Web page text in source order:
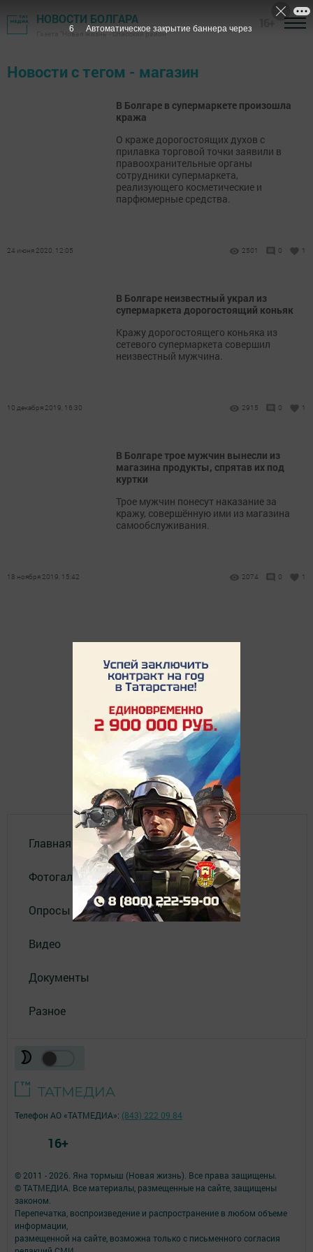
НОВОСТИ БОЛГАРА
Газета "Новая жизнь" - Спасский район
Новости с тегом - магазин
В Болгаре в супермаркете произошла
кража
​​​​​​​О краже дорогостоящих духов с
прилавка торговой точки заявили в
правоохранительные органы
сотрудники супермаркета,
реализующего косметические и
парфюмерные средства.
24 июня 2020, 12:05 2501 0 1
В Болгаре неизвестный украл из
супермаркета дорогостоящий коньяк
Кражу дорогостоящего коньяка из
сетевого супермаркета совершил
неизвестный мужчина.
10 декабря 2019, 16:30 2915 0 1
В Болгаре трое мужчин вынесли из
магазина продукты, спрятав их под
куртки
Трое мужчин понесут наказание за
кражу, совершённую ими из магазина
самообслуживания.
18 ноября 2019, 15:42 2074 0 1
Главная
Фотогалереи
Опросы
Видео
Документы
Разное
© 2011 - 2026. Яна тормыш (Новая жизнь). Все права защищены.
© ТАТМЕДИА. Все материалы, размещенные на сайте, защищены
законом.
Перепечатка, воспроизведение и распространение в любом объеме
информации,
размещенной на сайте, возможна только с письменного согласия
Телефон АО «ТАТМЕДИА»: (843) 222 09 84
16+
6 Автоматическое закрытие баннера через